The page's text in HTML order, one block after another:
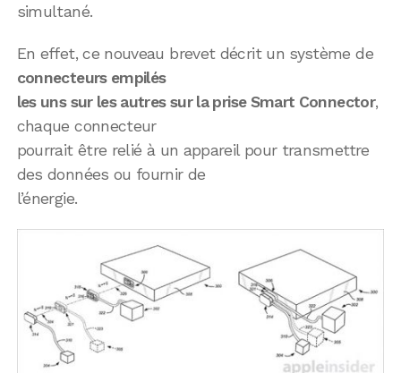
simultané.
En effet, ce nouveau brevet décrit un système de
connecteurs empilés
les uns sur les autres sur la prise Smart Connector,
chaque connecteur
pourrait être relié à un appareil pour transmettre
des données ou fournir de
l’énergie.